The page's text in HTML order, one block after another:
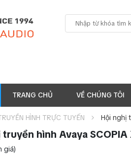
TRANG CHỦ VỀ CHÚNG TÔI
HÌNH TRỰC TUYẾN Hội nghị
hình Avaya
giá)